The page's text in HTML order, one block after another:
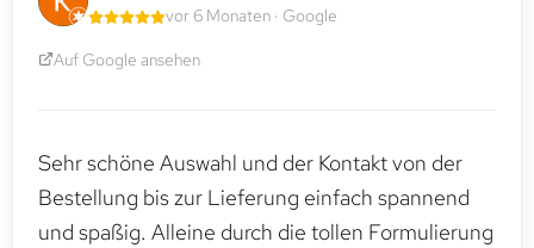
vor 6 Monaten · Google
Auf Google ansehen
Sehr schöne Auswahl und der Kontakt von der
Bestellung bis zur Lieferung einfach spannend
und spaßig. Alleine durch die tollen Formulierung